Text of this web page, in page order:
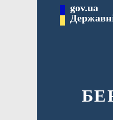
Перейти gov.ua